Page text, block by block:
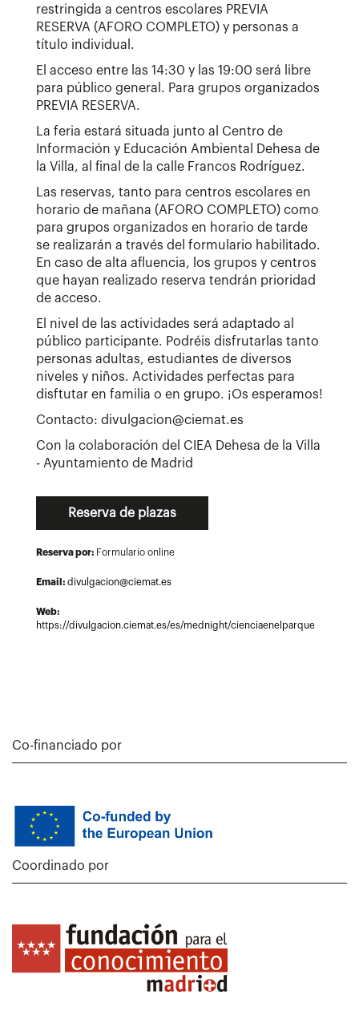
restringida a centros escolares PREVIA
RESERVA (AFORO COMPLETO) y personas a
título individual.
El acceso entre las 14:30 y las 19:00 será libre
para público general. Para grupos organizados
PREVIA RESERVA.
La feria estará situada junto al Centro de
Información y Educación Ambiental Dehesa de
la Villa, al final de la calle Francos Rodríguez.
Las reservas, tanto para centros escolares en
horario de mañana (AFORO COMPLETO) como
para grupos organizados en horario de tarde
se realizarán a través del formulario habilitado.
En caso de alta afluencia, los grupos y centros
que hayan realizado reserva tendrán prioridad
de acceso.
El nivel de las actividades será adaptado al
público participante. Podréis disfrutarlas tanto
personas adultas, estudiantes de diversos
niveles y niños. Actividades perfectas para
disftutar en familia o en grupo. ¡Os esperamos!
Contacto: divulgacion@ciemat.es
Con la colaboración del CIEA Dehesa de la Villa
- Ayuntamiento de Madrid
Reserva de plazas
Reserva por: Formulario online
Email: divulgacion@ciemat.es
Web:
https://divulgacion.ciemat.es/es/mednight/cienciaenelparque
Co-financiado por
Coordinado por